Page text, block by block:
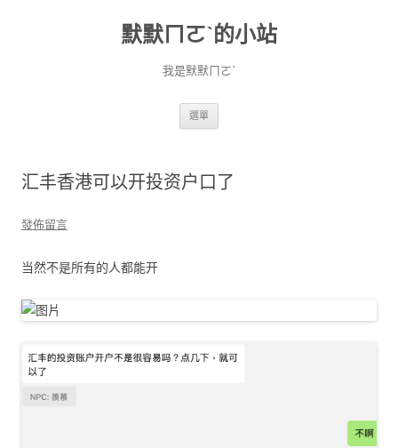
默默ㄇㄛˋ的小站
我是默默ㄇㄛˋ
選單
汇丰香港可以开投资户口了
發佈留言
当然不是所有的人都能开